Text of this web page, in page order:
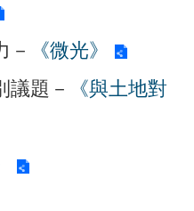
－
《微光》
議題－
《與土地對